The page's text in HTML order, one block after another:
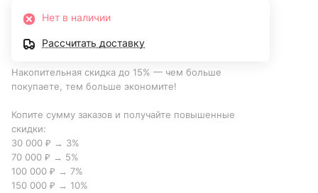
Нет в наличии
Рассчитать доставку
Накопительная скидка до 15% — чем больше
покупаете, тем больше экономите!
Копите сумму заказов и получайте повышенные
скидки:
30 000 ₽ → 3%
70 000 ₽ → 5%
100 000 ₽ → 7%
150 000 ₽ → 10%